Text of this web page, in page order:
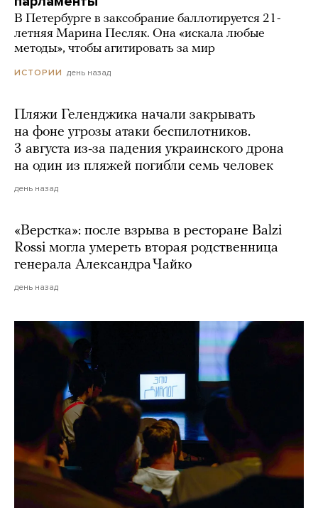
В Петербурге в заксобрание баллотируется 21-
летняя Марина Песляк. Она «искала любые
методы», чтобы агитировать за мир
ИСТОРИИ день назад
Пляжи Геленджика начали закрывать
на фоне угрозы атаки беспилотников.
3 августа из-за падения украинского дрона
на один из пляжей погибли семь человек
день назад
«Верстка»: после взрыва в ресторане Balzi
Rossi могла умереть вторая родственница
генерала Александра Чайко
день назад